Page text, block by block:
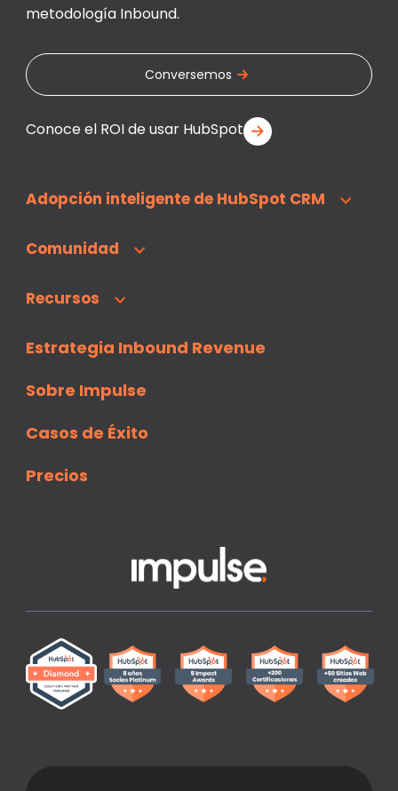
metodología Inbound.
Conversemos
Conoce el ROI de usar HubSpot
Adopción inteligente de HubSpot CRM
Comunidad
Recursos
Estrategia Inbound Revenue
Sobre Impulse
Casos de Éxito
Precios